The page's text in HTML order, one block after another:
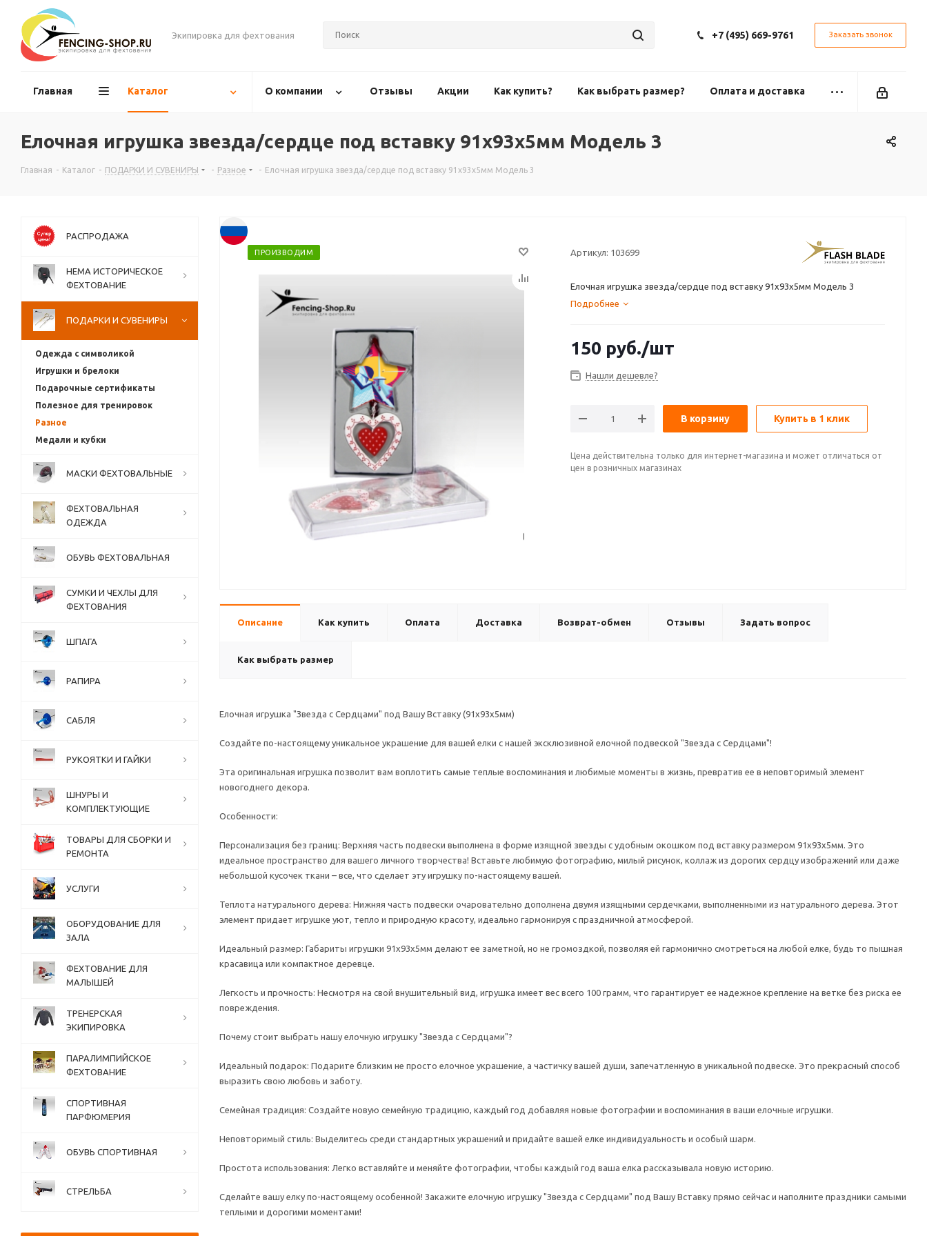
Экипировка для фехтования +7 (495) 669-9761 Заказать звонок
Главная Каталог О компании Отзывы Акции Как купить? Как выбрать размер? Оплата и доставка
Елочная игрушка звезда/сердце под вставку 91х93х5мм Модель 3
Главная - Каталог - ПОДАРКИ И СУВЕНИРЫ - Разное - Елочная игрушка звезда/сердце под вставку 91х93х5мм Модель 3
ПРОИЗВОДИМ Артикул: 103699
Елочная игрушка звезда/сердце под вставку 91х93х5мм Модель 3
Подробнее
150 руб./шт
Нашли дешевле?
В корзину Купить в 1 клик
Цена действительна только для интернет-магазина и может отличаться от
цен в розничных магазинах
Описание Как купить Оплата Доставка Возврат-обмен Отзывы Задать вопрос
Как выбрать размер
Елочная игрушка "Звезда с Сердцами" под Вашу Вставку (91х93х5мм)
Создайте по-настоящему уникальное украшение для вашей елки с нашей эксклюзивной елочной подвеской "Звезда с Сердцами"!
Эта оригинальная игрушка позволит вам воплотить самые теплые воспоминания и любимые моменты в жизнь, превратив ее в неповторимый элемент
новогоднего декора.
Особенности:
Персонализация без границ: Верхняя часть подвески выполнена в форме изящной звезды с удобным окошком под вставку размером 91х93х5мм. Это
идеальное пространство для вашего личного творчества! Вставьте любимую фотографию, милый рисунок, коллаж из дорогих сердцу изображений или даже
небольшой кусочек ткани – все, что сделает эту игрушку по-настоящему вашей.
Теплота натурального дерева: Нижняя часть подвески очаровательно дополнена двумя изящными сердечками, выполненными из натурального дерева. Этот
элемент придает игрушке уют, тепло и природную красоту, идеально гармонируя с праздничной атмосферой.
Идеальный размер: Габариты игрушки 91х93х5мм делают ее заметной, но не громоздкой, позволяя ей гармонично смотреться на любой елке, будь то пышная
красавица или компактное деревце.
Легкость и прочность: Несмотря на свой внушительный вид, игрушка имеет вес всего 100 грамм, что гарантирует ее надежное крепление на ветке без риска ее
повреждения.
Почему стоит выбрать нашу елочную игрушку "Звезда с Сердцами"?
Идеальный подарок: Подарите близким не просто елочное украшение, а частичку вашей души, запечатленную в уникальной подвеске. Это прекрасный способ
выразить свою любовь и заботу.
Семейная традиция: Создайте новую семейную традицию, каждый год добавляя новые фотографии и воспоминания в ваши елочные игрушки.
Неповторимый стиль: Выделитесь среди стандартных украшений и придайте вашей елке индивидуальность и особый шарм.
Простота использования: Легко вставляйте и меняйте фотографии, чтобы каждый год ваша елка рассказывала новую историю.
Сделайте вашу елку по-настоящему особенной! Закажите елочную игрушку "Звезда с Сердцами" под Вашу Вставку прямо сейчас и наполните праздники самыми
теплыми и дорогими моментами!
РАСПРОДАЖА
НЕМА ИСТОРИЧЕСКОЕ
ФЕХТОВАНИЕ
ПОДАРКИ И СУВЕНИРЫ
Одежда с символикой
Игрушки и брелоки
Подарочные сертификаты
Полезное для тренировок
Разное
Медали и кубки
МАСКИ ФЕХТОВАЛЬНЫЕ
ФЕХТОВАЛЬНАЯ
ОДЕЖДА
ОБУВЬ ФЕХТОВАЛЬНАЯ
СУМКИ И ЧЕХЛЫ ДЛЯ
ФЕХТОВАНИЯ
ШПАГА
РАПИРА
САБЛЯ
РУКОЯТКИ И ГАЙКИ
ШНУРЫ И
КОМПЛЕКТУЮЩИЕ
ТОВАРЫ ДЛЯ СБОРКИ И
РЕМОНТА
УСЛУГИ
ОБОРУДОВАНИЕ ДЛЯ
ЗАЛА
ФЕХТОВАНИЕ ДЛЯ
МАЛЫШЕЙ
ТРЕНЕРСКАЯ
ЭКИПИРОВКА
ПАРАЛИМПИЙСКОЕ
ФЕХТОВАНИЕ
СПОРТИВНАЯ
ПАРФЮМЕРИЯ
ОБУВЬ СПОРТИВНАЯ
СТРЕЛЬБА